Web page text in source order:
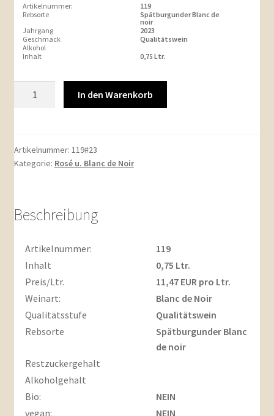
Artikelnummer:
119
Rebsorte
Spätburgunder Blanc de
noir
Jahrgang
2023
Geschmack
Qualitätswein
Alkohol
Inhalt
0,75 Ltr.
Blanc
de
trocken
In den Warenkorb
Artikelnummer: 119#23
Kategorie: Rosé u. Blanc de Noir
Beschreibung
Artikelnummer:
119
Inhalt
0,75 Ltr.
Preis/Ltr.
11,47 EUR pro Ltr.
Weinart:
Blanc de Noir
Qualitätsstufe
Qualitätswein
Rebsorte
Spätburgunder Blanc
de noir
Restzuckergehalt
Alkoholgehalt
Bio:
NEIN
vegan:
NEIN